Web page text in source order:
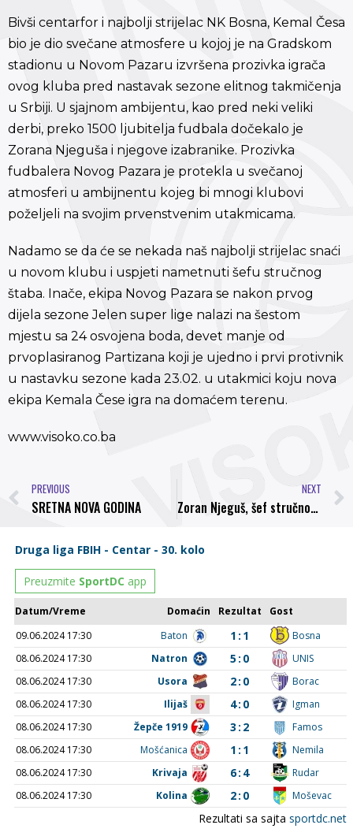
Bivši centarfor i najbolji strijelac NK Bosna, Kemal Česa
bio je dio svečane atmosfere u kojoj je na Gradskom
stadionu u Novom Pazaru izvršena prozivka igrača
ovog kluba pred nastavak sezone elitnog takmičenja
u Srbiji. U sjajnom ambijentu, kao pred neki veliki
derbi, preko 1500 ljubitelja fudbala dočekalo je
Zorana Njeguša i njegove izabranike. Prozivka
fudbalera Novog Pazara je protekla u svečanoj
atmosferi u ambijnentu kojeg bi mnogi klubovi
poželjeli na svojim prvenstvenim utakmicama.
Nadamo se da će se nekada naš najbolji strijelac snaći
u novom klubu i uspjeti nametnuti šefu stručnog
štaba. Inače, ekipa Novog Pazara se nakon prvog
dijela sezone Jelen super lige nalazi na šestom
mjestu sa 24 osvojena boda, devet manje od
prvoplasiranog Partizana koji je ujedno i prvi protivnik
u nastavku sezone kada 23.02. u utakmici koju nova
ekipa Kemala Čese igra na domaćem terenu.
www.visoko.co.ba
PREVIOUS
SRETNA NOVA GODINA
NEXT
Zoran Njeguš, šef stručnog štaba FK Novi Pazar o Kemalu Česi